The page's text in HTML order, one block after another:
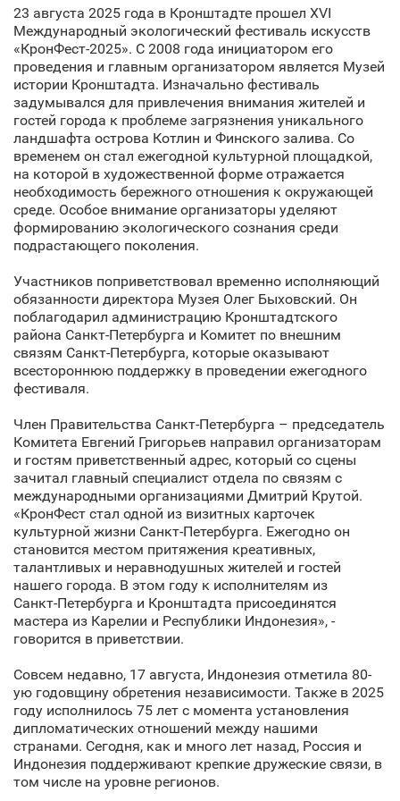
23 августа 2025 года в Кронштадте прошел XVI
Международный экологический фестиваль искусств
«КронФест-2025». С 2008 года инициатором его
проведения и главным организатором является Музей
истории Кронштадта. Изначально фестиваль
задумывался для привлечения внимания жителей и
гостей города к проблеме загрязнения уникального
ландшафта острова Котлин и Финского залива. Со
временем он стал ежегодной культурной площадкой,
на которой в художественной форме отражается
необходимость бережного отношения к окружающей
среде. Особое внимание организаторы уделяют
формированию экологического сознания среди
подрастающего поколения.
Участников поприветствовал временно исполняющий
обязанности директора Музея Олег Быховский. Он
поблагодарил администрацию Кронштадтского
района Санкт‑Петербурга и Комитет по внешним
связям Санкт‑Петербурга, которые оказывают
всестороннюю поддержку в проведении ежегодного
фестиваля.
Член Правительства Санкт‑Петербурга – председатель
Комитета Евгений Григорьев направил организаторам
и гостям приветственный адрес, который со сцены
зачитал главный специалист отдела по связям с
международными организациями Дмитрий Крутой.
«КронФест стал одной из визитных карточек
культурной жизни Санкт‑Петербурга. Ежегодно он
становится местом притяжения креативных,
талантливых и неравнодушных жителей и гостей
нашего города. В этом году к исполнителям из
Санкт‑Петербурга и Кронштадта присоединятся
мастера из Карелии и Республики Индонезия», -
говорится в приветствии.
Совсем недавно, 17 августа, Индонезия отметила 80-
ую годовщину обретения независимости. Также в 2025
году исполнилось 75 лет с момента установления
дипломатических отношений между нашими
странами. Сегодня, как и много лет назад, Россия и
Индонезия поддерживают крепкие дружеские связи, в
том числе на уровне регионов.